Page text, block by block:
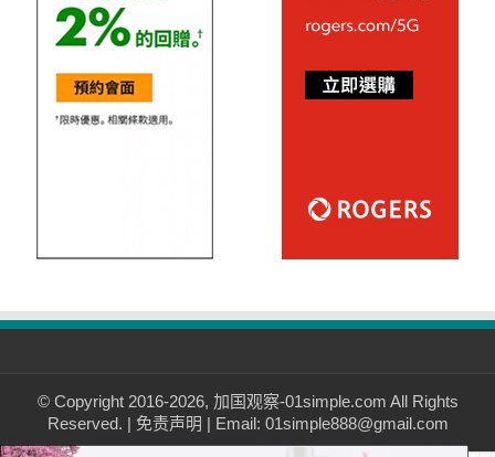
© Copyright 2016-2026, 加国观察-01simple.com All Rights
Reserved. | 免责声明 | Email: 01simple888@gmail.com